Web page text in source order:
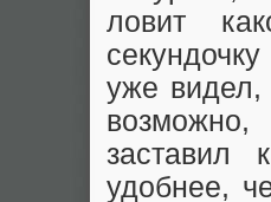
ловит
уже видел,
заставил
удобнее,